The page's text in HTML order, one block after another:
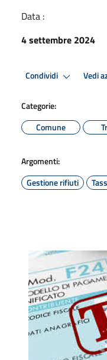
Data :
4 settembre 2024
Condividi Vedi
Categorie:
Comune
Argomenti:
Gestione rifiuti